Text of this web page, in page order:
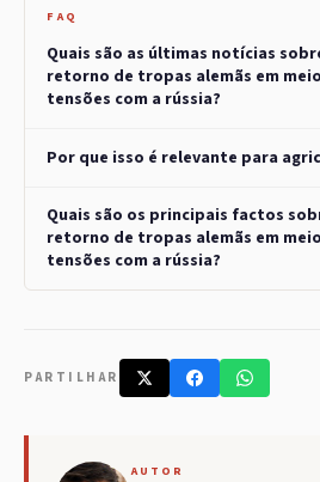
FAQ
Quais são as últimas notícias
retorno de tropas alemãs em
tensões com a rússia?
Por que isso é relevante para
Quais são os principais factos
retorno de tropas alemãs em
tensões com a rússia?
PARTILHAR
AUTOR